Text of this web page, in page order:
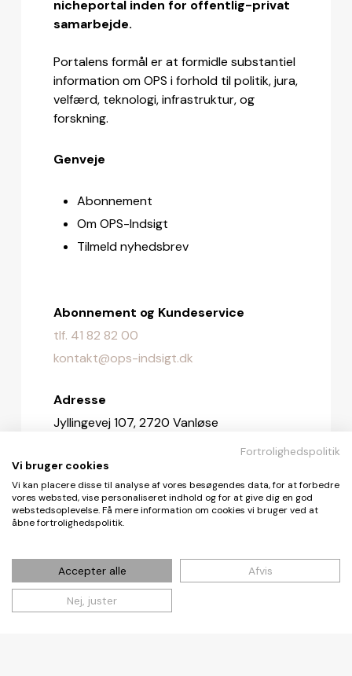
nicheportal inden for offentlig-privat
samarbejde.
Portalens formål er at formidle substantiel
information om OPS i forhold til politik, jura,
velfærd, teknologi, infrastruktur, og
forskning.
Genveje
Abonnement
Om OPS-Indsigt
Tilmeld nyhedsbrev
Abonnement og Kundeservice
tlf. 41 82 82 00
kontakt@ops-indsigt.dk
Adresse
Jyllingevej 107, 2720 Vanløse
Redaktionen
redaktionen@ops-indsigt.dk
© De Fire Vinde ApS 2026
Fortrolighedspolitik
Vi bruger cookies
Vi kan placere disse til analyse af vores besøgendes data, for at forbedre
vores websted, vise personaliseret indhold og for at give dig en god
webstedsoplevelse. Få mere information om cookies vi bruger ved at
åbne fortrolighedspolitik.
Accepter alle Afvis
Nej, juster